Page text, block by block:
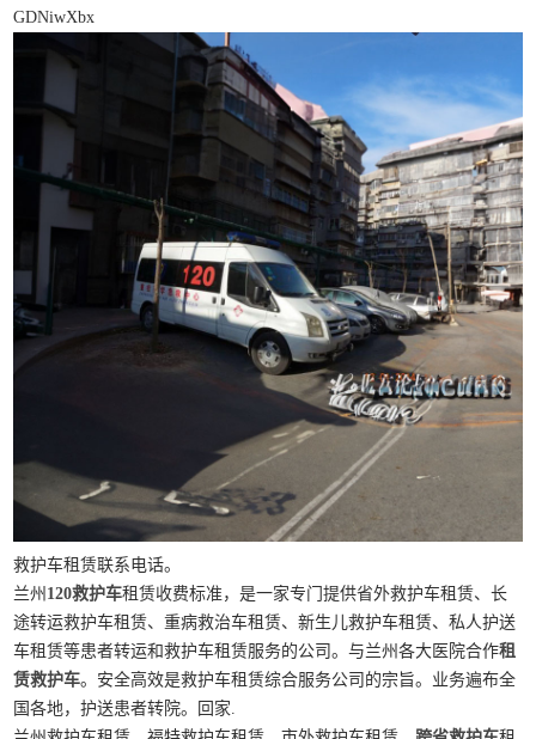
GDNiwXbx
救护车租赁联系电话。
兰州 120救护车租赁收费标准，是一家专门提供省外救护车租赁、长
途转运救护车租赁、重病救治车租赁、新生儿救护车租赁、私人护送
车租赁等患者转运和救护车租赁服务的公司。与兰州各大医院合作租
赁救护车。安全高效是救护车租赁综合服务公司的宗旨。业务遍布全
国各地，护送患者转院。回家.